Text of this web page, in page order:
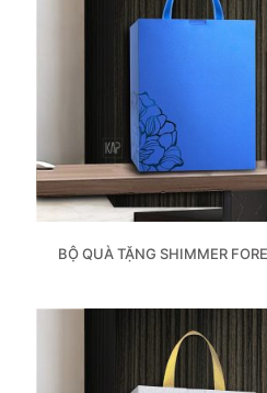
BỘ QUÀ TẶNG SHIMMER